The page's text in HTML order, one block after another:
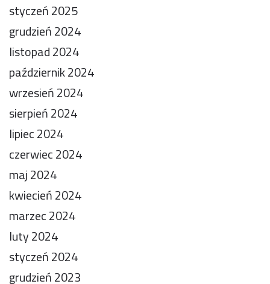
styczeń 2025
grudzień 2024
listopad 2024
październik 2024
wrzesień 2024
sierpień 2024
lipiec 2024
czerwiec 2024
maj 2024
kwiecień 2024
marzec 2024
luty 2024
styczeń 2024
grudzień 2023